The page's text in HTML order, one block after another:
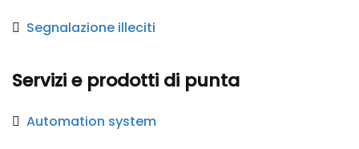
Segnalazione illeciti
Servizi e prodotti di punta
Automation system